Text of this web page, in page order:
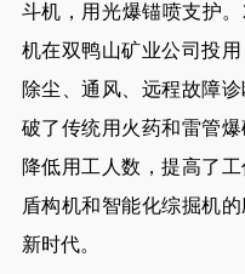
斗机，用光爆锚喷支护
机在双鸭山矿业公司投
除尘、通风、远程故障
破了传统用火药和雷管
降低用工人数，提高了
盾构机和智能化综掘机
新时代。